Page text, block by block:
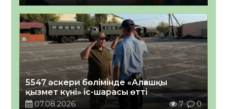
5547 әскери бөлімінде «Алғашқы
қызмет күні» іс-шарасы өтті
07.08.2026
7 0